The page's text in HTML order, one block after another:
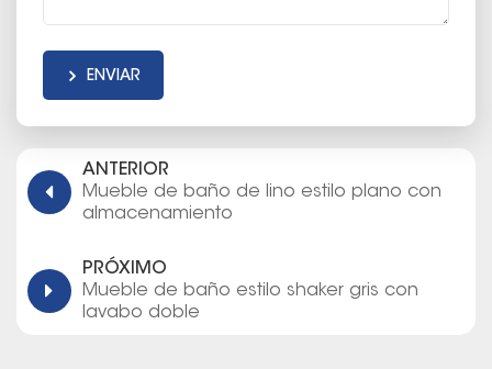
ENVIAR
ANTERIOR
Mueble de baño de lino estilo plano con
almacenamiento
PRÓXIMO
Mueble de baño estilo shaker gris con
lavabo doble